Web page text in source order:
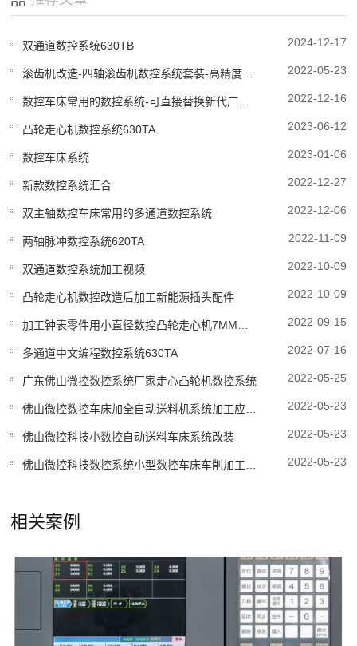
双通道数控系统630TB 2024-12-17
2022-05-23
2022-12-16
凸轮走心机数控系统630TA 2023-06-12
数控车床系统 2023-01-06
新款数控系统汇合 2022-12-27
双主轴数控车床常用的多通道数控系统 2022-12-06
两轴脉冲数控系统620TA 2022-11-09
双通道数控系统加工视频 2022-10-09
凸轮走心机数控改造后加工新能源插头配件 2022-10-09
2022-09-15
多通道中文编程数控系统630TA 2022-07-16
广东佛山微控数控系统厂家走心凸轮机数控系统 2022-05-25
2022-05-23
佛山微控科技小数控自动送料车床系统改装 2022-05-23
2022-05-23
相关案例